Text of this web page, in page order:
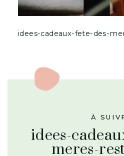
idees-cadeaux-fete-des-
À
idees-
meres-